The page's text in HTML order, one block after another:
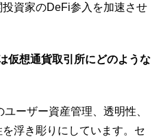
資家のDeFi参入を加速させ
仮想通貨取引所にどのような
ーザー資産管理、透明性、
浮き彫りにしています。セ